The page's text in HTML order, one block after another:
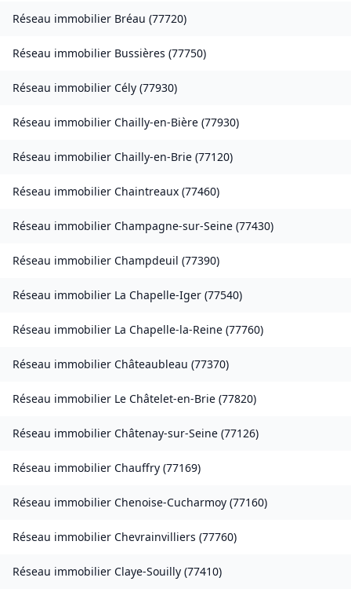
Réseau immobilier Bréau (77720)
Réseau immobilier Bussières (77750)
Réseau immobilier Cély (77930)
Réseau immobilier Chailly-en-Bière (77930)
Réseau immobilier Chailly-en-Brie (77120)
Réseau immobilier Chaintreaux (77460)
Réseau immobilier Champagne-sur-Seine (77430)
Réseau immobilier Champdeuil (77390)
Réseau immobilier La Chapelle-Iger (77540)
Réseau immobilier La Chapelle-la-Reine (77760)
Réseau immobilier Châteaubleau (77370)
Réseau immobilier Le Châtelet-en-Brie (77820)
Réseau immobilier Châtenay-sur-Seine (77126)
Réseau immobilier Chauffry (77169)
Réseau immobilier Chenoise-Cucharmoy (77160)
Réseau immobilier Chevrainvilliers (77760)
Réseau immobilier Claye-Souilly (77410)